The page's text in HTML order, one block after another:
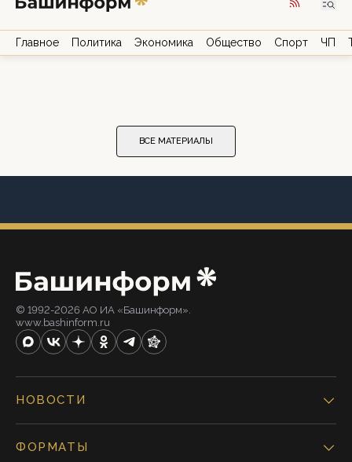
Главное Политика Экономика Общество Спорт ЧП
ВСЕ МАТЕРИАЛЫ
© 1992-2026 АО ИА «Башинформ».
www.bashinform.ru
НОВОСТИ
ФОРМАТЫ